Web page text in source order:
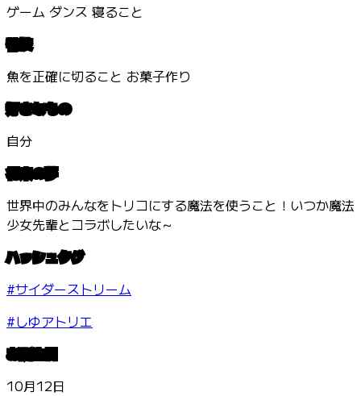
ゲーム ダンス 寝ること
特技
魚を正確に切ること お菓子作り
好きなもの
自分
将来の夢
世界中のみんなをトリコにする魔法を使うこと！いつか魔法
少女先輩とコラボしたいな～
ハッシュタグ
#サイダーストリーム
#しゆアトリエ
お誕生日
10月12日